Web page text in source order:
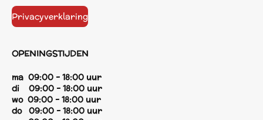
Privacyverklaring
OPENINGSTIJDEN
ma 09:00 - 18:00 uur
di 09:00 - 18:00 uur
wo 09:00 - 18:00 uur
do 09:00 - 18:00 uur